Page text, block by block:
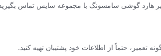
هارد گوشی سامسونگ با مجموعه سایس تماس بگیرید
تعمیر، حتماً از اطلاعات خود پشتیبان تهیه کنید.